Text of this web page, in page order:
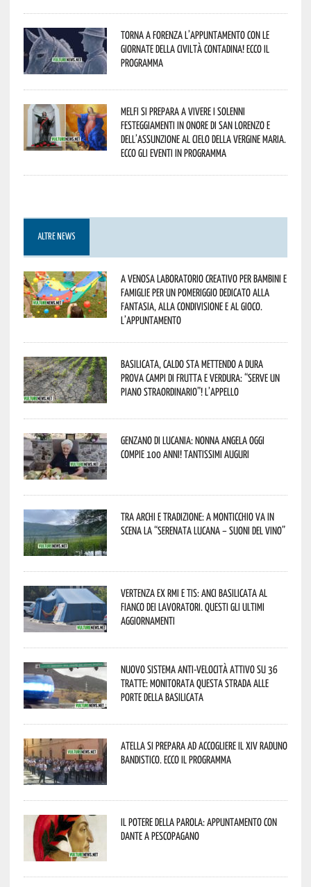
Torna a Forenza l’appuntamento con le
Giornate della Civiltà Contadina! Ecco il
programma
Melfi si prepara a vivere i solenni
festeggiamenti in onore di San Lorenzo e
dell’assunzione al cielo della Vergine Maria.
Ecco gli eventi in programma
ALTRE NEWS
A Venosa laboratorio creativo per bambini e
famiglie per un pomeriggio dedicato alla
fantasia, alla condivisione e al gioco.
L’appuntamento
Basilicata, caldo sta mettendo a dura
prova campi di frutta e verdura: “Serve un
piano straordinario”! L’appello
Genzano di Lucania: nonna Angela oggi
compie 100 anni! Tantissimi auguri
Tra archi e tradizione: a Monticchio va in
scena la “Serenata lucana – suoni del vino”
Vertenza ex RMI e TIS: ANCI Basilicata al
fianco dei lavoratori. Questi gli ultimi
aggiornamenti
Nuovo sistema anti-velocità attivo su 36
tratte: monitorata questa strada alle
porte della Basilicata
Atella si prepara ad accogliere il XIV Raduno
Bandistico. Ecco il programma
Il Potere della parola: appuntamento con
Dante a Pescopagano